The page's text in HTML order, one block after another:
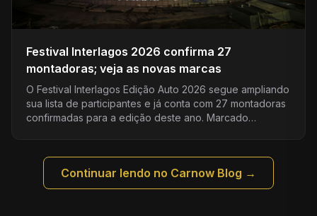
Festival Interlagos 2026 confirma 27
montadoras; veja as novas marcas
O Festival Interlagos Edição Auto 2026 segue ampliando
sua lista de participantes e já conta com 27 montadoras
confirmadas para a edição deste ano. Marcado…
Continuar lendo no Carnow Blog →